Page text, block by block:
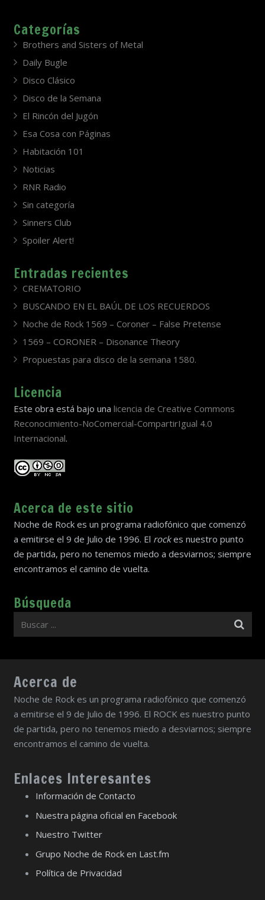
Categorías
Brothers and Sisters of Metal
Daily Bugle
Disco Clásico
Disco de la Semana
El Rincón del Jugón
Esa Cosa con Páginas
Habitación 101
Noticias
RNR Radio
Sin categoría
Sinners Club
Spoiler Alert!
Entradas recientes
CREMATORIO
BUSCANDO EN EL BAÚL DE LOS RECUERDOS
Noche de Rock 1569 – Coroner – False Pretense
1569 – CORONER – Disonance Theory
Propuestas para disco de la semana 1580.
Licencia
Este obra está bajo una licencia de Creative Commons
Reconocimiento-NoComercial-CompartirIgual 4.0
Internacional.
Acerca de este sitio
Noche de Rock es un programa radiofónico que comenzó
a emitirse el 9 de Julio de 1996. El rockes nuestro punto
de partida, pero no tenemos miedo a desviarnos; siempre
encontramos el camino de vuelta.
Búsqueda
Acerca de
Noche de Rock es un programa radiofónico que comenzó
a emitirse el 9 de Julio de 1996. El ROCK es nuestro punto
de partida, pero no tenemos miedo a desviarnos; siempre
encontramos el camino de vuelta.
Enlaces Interesantes
Información de Contacto
Nuestra página oficial en Facebook
Nuestro Twitter
Grupo Noche de Rock en Last.fm
Política de Privacidad